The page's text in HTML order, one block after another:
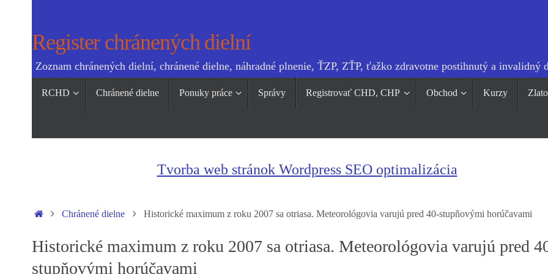
Register chránených dielní
Zoznam chránených dielní, chránené dielne, náhradné plnenie, ŤZP, ZŤP, ťažko zdravotne postihnutý a invalidný
RCHD Chránené dielne Ponuky práce Správy Registrovať CHD, CHP Obchod Kurzy Zlato
Tvorba web stránok Wordpress SEO optimalizácia
HomeChránené dielne Historické maximum z roku 2007 sa otriasa. Meteorológovia varujú pred 40-stupňovými horúčavami
Historické maximum z roku 2007 sa otriasa. Meteorológovia varujú pred
stupňovými horúčavami